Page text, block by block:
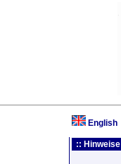
English
:: Hinweise